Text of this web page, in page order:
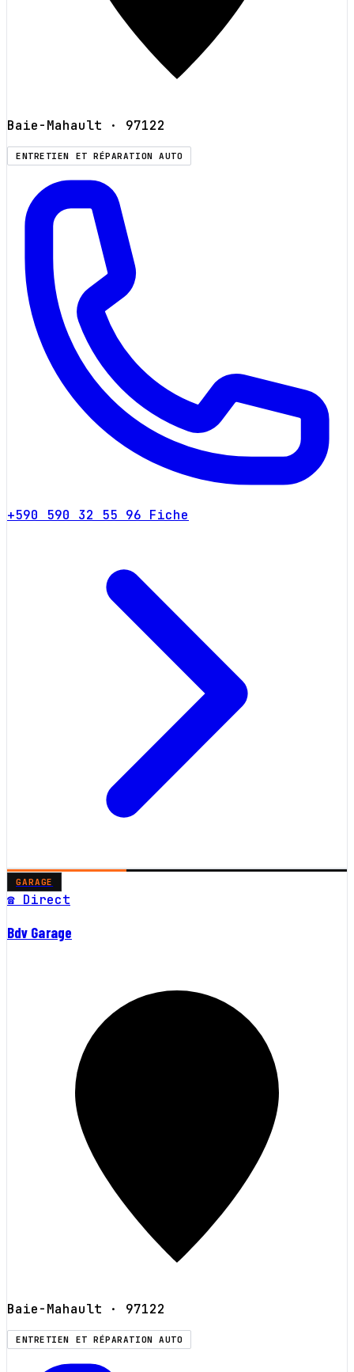
Baie-Mahault · 97122
ENTRETIEN ET RÉPARATION AUTO
+590 590 32 55 96 Fiche
GARAGE
☎ Direct
Bdv Garage
Baie-Mahault · 97122
ENTRETIEN ET RÉPARATION AUTO